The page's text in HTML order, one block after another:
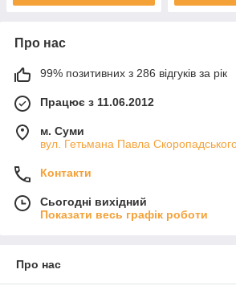
Про нас
99% позитивних з 286 відгуків за рік
Працює з 11.06.2012
м. Суми
вул. Гетьмана Павла
Контакти
Сьогодні вихідний
Показати весь графік роботи
Про нас